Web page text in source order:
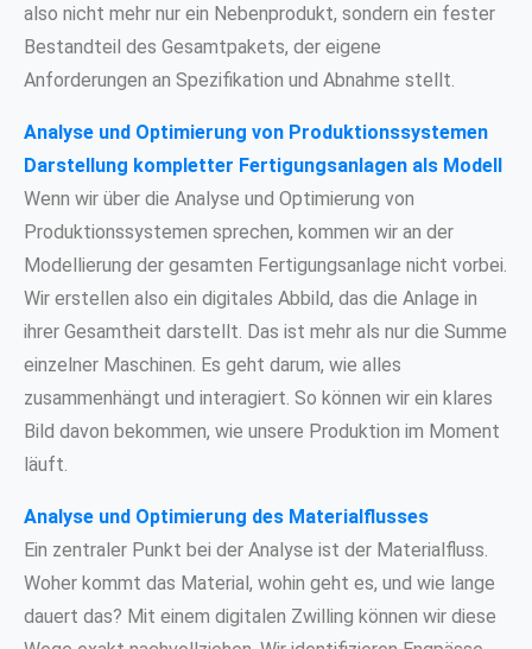
also nicht mehr nur ein Nebenprodukt, sondern ein fester
Bestandteil des Gesamtpakets, der eigene
Anforderungen an Spezifikation und Abnahme stellt.
Analyse und Optimierung von Produktionssystemen
Darstellung kompletter Fertigungsanlagen als Modell
Wenn wir über die Analyse und Optimierung von
Produktionssystemen sprechen, kommen wir an der
Modellierung der gesamten Fertigungsanlage nicht vorbei.
Wir erstellen also ein digitales Abbild, das die Anlage in
ihrer Gesamtheit darstellt. Das ist mehr als nur die Summe
einzelner Maschinen. Es geht darum, wie alles
zusammenhängt und interagiert. So können wir ein klares
Bild davon bekommen, wie unsere Produktion im Moment
läuft.
Analyse und Optimierung des Materialflusses
Ein zentraler Punkt bei der Analyse ist der Materialfluss.
Woher kommt das Material, wohin geht es, und wie lange
dauert das? Mit einem digitalen Zwilling können wir diese